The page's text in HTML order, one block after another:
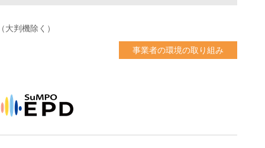
大判機除く）
事業者の環境の取り組み